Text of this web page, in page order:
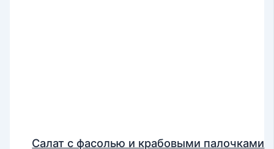
Салат с фасолью и крабовыми палочками